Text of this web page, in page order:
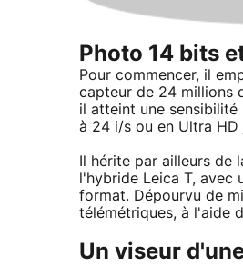
Photo 14 bits
Pour commencer, il
capteur de 24 millions
il atteint une sensibilité
à 24 i/s ou en Ultra HD
Il hérite par ailleurs
l'hybride Leica T, avec
format. Dépourvu de
télémétriques, à l'aide
Un viseur